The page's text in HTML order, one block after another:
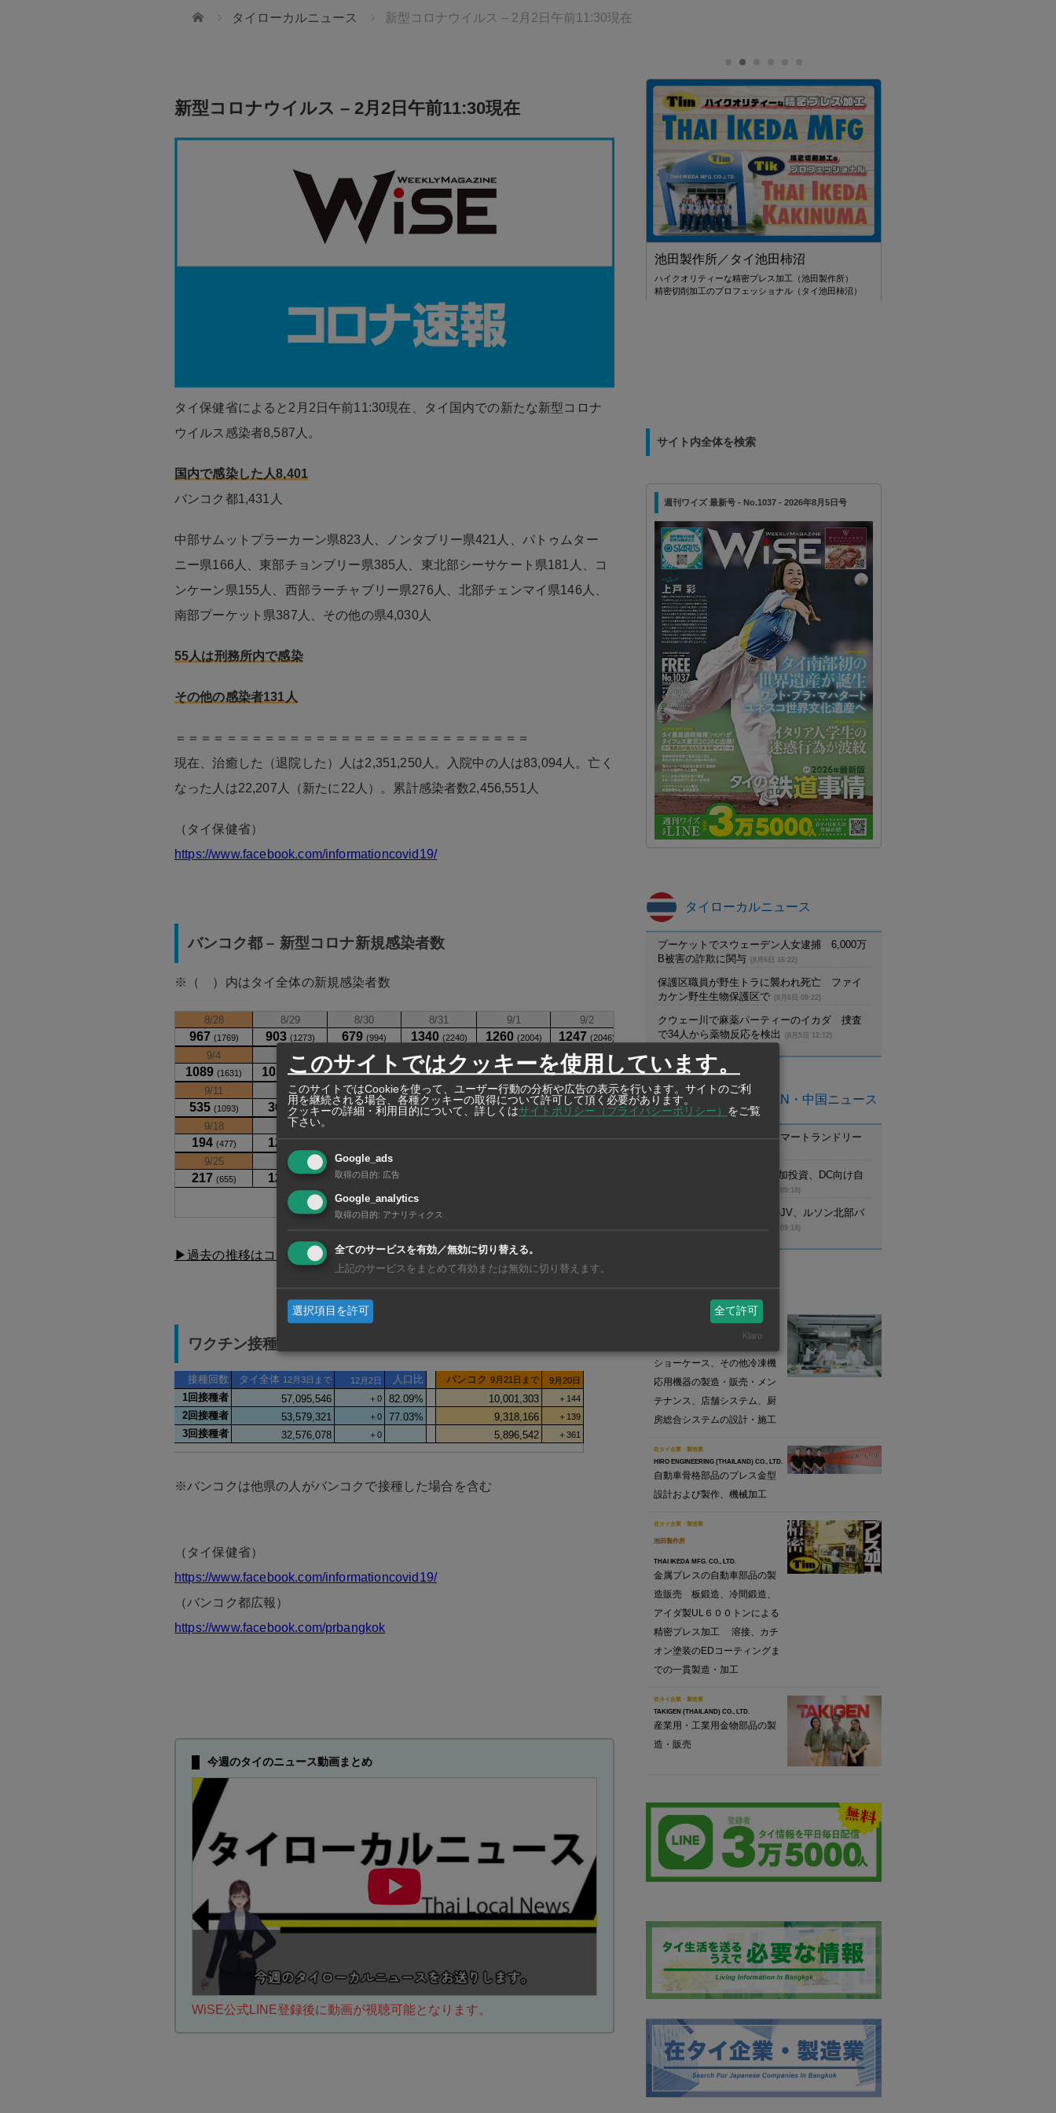
ホーム タイローカルニュース 新型コロナウイルス – 2月2日午前11:30現在
新型コロナウイルス – 2月2日午前11:30現在
タイ保健省によると2月2日午前11:30現在、タイ国内での新たな新型コロナ
ウイルス感染者8,587人。
国内で感染した人8,401
バンコク都1,431人
中部サムットプラーカーン県823人、ノンタブリー県421人、パトゥムター
ニー県166人、東部チョンブリー県385人、東北部シーサケート県181人、コ
ンケーン県155人、西部ラーチャブリー県276人、北部チェンマイ県146人、
南部プーケット県387人、その他の県4,030人
55人は刑務所内で感染
その他の感染者131人
＝＝＝＝＝＝＝＝＝＝＝＝＝＝＝＝＝＝＝＝＝＝＝＝＝＝＝＝
現在、治癒した（退院した）人は2,351,250人。入院中の人は83,094人。亡く
なった人は22,207人（新たに22人）。累計感染者数2,456,551人
（タイ保健省）
https://www.facebook.com/informationcovid19/
バンコク都 – 新型コロナ新規感染者数
※（ ）内はタイ全体の新規感染者数
▶過去の推移はコチラ
ワクチン接種状況
※バンコクは他県の人がバンコクで接種した場合を含む
（タイ保健省）
https://www.facebook.com/informationcovid19/
（バンコク都広報）
https://www.facebook.com/prbangkok
今週のタイのニュース動画まとめ
WiSE公式LINE登録後に動画が視聴可能となります。
JTBタイランド✨2027年の始まりを、
幻想的なチェンマイで迎えませんか。
無数のランタンと華やかな花火が夜空を彩る、感動の
ご用意しました。 ✈️航空券＋ホテル＋イベント入場券＋
送迎付き 🇯🇵安心の日本語ガイドサポート付き 💫
スターツ タイランド
池田製作所／タイ池田柿沼
ハイクオリティーな精密プレス加工（池田製作所）
精密切削加工のプロフェッショナル（タイ池田柿沼）
サイト内全体を検索
週刊ワイズ 最新号 - No.1037 - 2026年8月5日号
タイローカルニュース
プーケットでスウェーデン人女逮捕 6,000万
B被害の詐欺に関与
(8月6日 16:22)
保護区職員が野生トラに襲われ死亡 ファイ
カケン野生生物保護区で
(8月6日 09:22)
クウェー川で麻薬パーティーのイカダ 捜査
で34人から薬物反応を検出
(8月5日 12:12)
亜州ASEAN・中国ニュース
【ベトナム】ニイヌマ、スマートランドリー
【ベトナム】ミスミGが追加投資、DC向け自
(8月6日 09:18)
【フィリピン】日本工営のJV、ルソン北部バ
(8月6日 09:18)
在タイ企業情報
ショーケース、その他冷凍機
応用機器の製造・販売・メン
テナンス、店舗システム、厨
房総合システムの設計・施工
在タイ企業・製造業
HIRO ENGINEERING (THAILAND) CO., LTD.
自動車骨格部品のプレス金型
設計および製作、機械加工
在タイ企業・製造業
池田製作所
THAI IKEDA MFG. CO., LTD.
金属プレスの自動車部品の製
造販売 板鍛造、冷間鍛造、
アイダ製UL６００トンによる
精密プレス加工 溶接、カチ
オン塗装のEDコーティングま
での一貫製造・加工
在タイ企業・製造業
TAKIGEN (THAILAND) CO., LTD.
産業用・工業用金物部品の製
造・販売
このサイトではクッキーを使用しています。
このサイトではCookieを使って、ユーザー行動の分析や広告の表示を行います。サイトのご利
用を継続される場合、各種クッキーの取得について許可して頂く必要があります。
クッキーの詳細・利用目的について、詳しくはサイトポリシー（プライバシーポリシー） をご覧
下さい。
Google_ads
取得の目的: 広告
Google_analytics
取得の目的: アナリティクス
全てのサービスを有効／無効に切り替える。
上記のサービスをまとめて有効または無効に切り替えます。
選択項目を許可 全て許可
Klaro